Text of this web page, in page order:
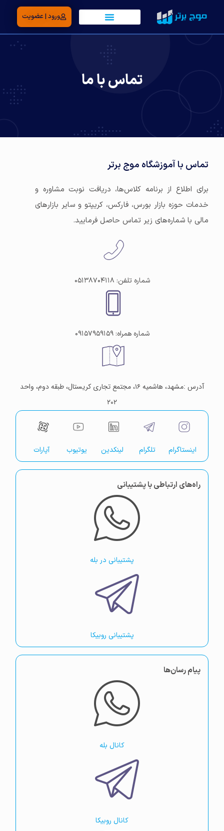
ورود | عضویت
تماس با ما
تماس با آموزشگاه موج برتر
برای اطلاع از برنامه کلاس‌ها، دریافت نوبت مشاوره و
خدمات حوزه بازار بورس، فارکس، کریپتو و سایر بازارهای
مالی با شماره‌های زیر تماس حاصل فرمایید.
شماره تلفن: ۰۵۱۳۸۷۰۴۱۱۸
شماره همراه: ۰۹۱۵۷۹۵۹۱۵۹
آدرس :مشهد، هاشمیه ۱۶، مجتمع تجاری کریستال، طبقه دوم، واحد
۲۰۲
اینستاگرام تلگرام لینکدین یوتیوب آپارات
راه‌های ارتباطی با پشتیبانی
پشتیبانی در بله
پشتیبانی روبیکا
پیام رسان‌ها
کانال بله
کانال روبیکا